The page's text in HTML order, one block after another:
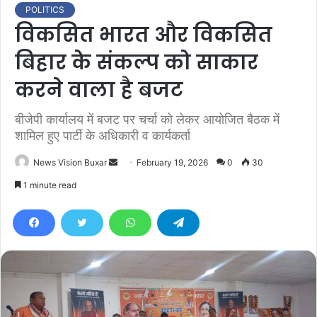
POLITICS
विकसित भारत और विकसित
बिहार के संकल्प को साकार
करने वाला है बजट
बीजेपी कार्यालय में बजट पर चर्चा को लेकर आयोजित बैठक में
शामिल हुए पार्टी के अधिकारी व कार्यकर्ता
News Vision Buxar
d
m
a
February 19, 2026 0 30
1 minute read